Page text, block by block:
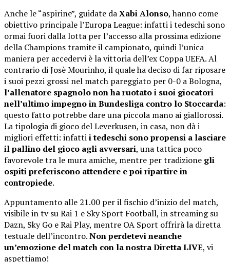
Anche le “aspirine”, guidate daXabi Alonso, hanno come
obiettivo principale l’Europa League: infatti i tedeschi sono
ormai fuori dalla lotta per l’accesso alla prossima edizione
della Champions tramite il campionato, quindi l’unica
maniera per accedervi è la vittoria dell’ex Coppa UEFA. Al
contrario di Josè Mourinho, il quale ha deciso di far riposare
i suoi pezzi grossi nel match pareggiato per 0-0 a Bologna,
l’allenatore spagnolo non ha ruotato i suoi giocatori
nell’ultimo impegno in Bundesliga contro lo Stoccarda:
questo fatto potrebbe dare una piccola mano ai giallorossi.
La tipologia di gioco del Leverkusen, in casa, non dà i
migliori effetti: infattii tedeschi sono propensi a lasciare
il pallino del gioco agli avversari, una tattica poco
favorevole tra le mura amiche, mentre per tradizione gli
ospiti preferiscono attendere e poi ripartire in
contropiede.
Appuntamento alle 21.00 per il fischio d’inizio del match,
visibile in tv su Rai 1 e Sky Sport Football, in streaming su
Dazn, Sky Go e Rai Play, mentre OA Sport offrirà la diretta
testuale dell’incontro.Non perdetevi neanche
un’emozione del match con la nostra Diretta LIVE, vi
aspettiamo!